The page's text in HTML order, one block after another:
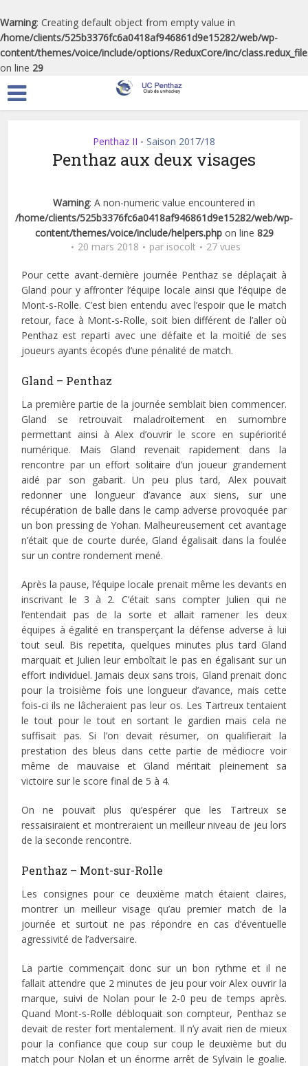
Warning: Creating default object from empty value in
/home/clients/525b3376fc6a0418af946861d9e15282/web/wp-
content/themes/voice/include/options/ReduxCore/inc/
on line 29
Penthaz II • Saison 2017/18
Penthaz aux deux visages
Warning: A non-numeric value encountered in
/home/clients/525b3376fc6a0418af946861d9e15282/web/wp-
content/themes/voice/include/helpers.phpon line 829
20 mars 2018
par isocolt 27 vues
Pour cette avant-dernière journée Penthaz se déplaçait à
Gland pour y affronter l’équipe locale ainsi que l’équipe de
Mont-s-Rolle. C’est bien entendu avec l’espoir que le match
retour, face à Mont-s-Rolle, soit bien différent de l’aller où
Penthaz est reparti avec une défaite et la moitié de ses
joueurs ayants écopés d’une pénalité de match.
Gland – Penthaz
La première partie de la journée semblait bien commencer.
Gland se retrouvait maladroitement en surnombre
permettant ainsi à Alex d’ouvrir le score en supériorité
numérique. Mais Gland revenait rapidement dans la
rencontre par un effort solitaire d’un joueur grandement
aidé par son gabarit. Un peu plus tard, Alex pouvait
redonner une longueur d’avance aux siens, sur une
récupération de balle dans le camp adverse provoquée par
un bon pressing de Yohan. Malheureusement cet avantage
n’était que de courte durée, Gland égalisait dans la foulée
sur un contre rondement mené.
Après la pause, l’équipe locale prenait même les devants en
inscrivant le 3 à 2. C’était sans compter Julien qui ne
l’entendait pas de la sorte et allait ramener les deux
équipes à égalité en transperçant la défense adverse à lui
tout seul. Bis repetita, quelques minutes plus tard Gland
marquait et Julien leur emboîtait le pas en égalisant sur un
effort individuel. Jamais deux sans trois, Gland prenait donc
pour la troisième fois une longueur d’avance, mais cette
fois-ci ils ne lâcheraient pas leur os. Les Tartreux tentaient
le tout pour le tout en sortant le gardien mais cela ne
suffisait pas. Si l’on devait résumer, on qualifierait la
prestation des bleus dans cette partie de médiocre voir
même de mauvaise et Gland méritait pleinement sa
victoire sur le score final de 5 à 4.
On ne pouvait plus qu’espérer que les Tartreux se
ressaisiraient et montreraient un meilleur niveau de jeu lors
de la seconde rencontre.
Penthaz – Mont-sur-Rolle
Les consignes pour ce deuxième match étaient claires,
montrer un meilleur visage qu’au premier match de la
journée et surtout ne pas répondre en cas d’éventuelle
agressivité de l’adversaire.
La partie commençait donc sur un bon rythme et il ne
fallait attendre que 2 minutes de jeu pour voir Alex ouvrir la
marque, suivi de Nolan pour le 2-0 peu de temps après.
Quand Mont-s-Rolle débloquait son compteur, Penthaz se
devait de rester fort mentalement. Il n’y avait rien de mieux
pour la confiance que coup sur coup le deuxième but du
match pour Nolan et un énorme arrêt de Sylvain le goalie.